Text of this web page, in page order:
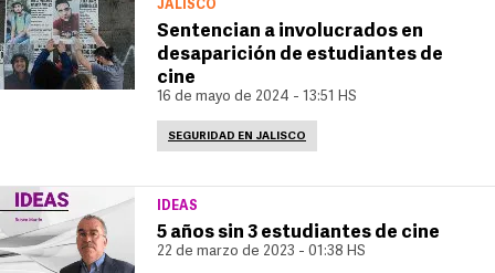
JALISCO
Sentencian a involucrados en
desaparición de estudiantes de
cine
16 de mayo de 2024 - 13:51 HS
SEGURIDAD EN JALISCO
IDEAS
5 años sin 3 estudiantes de cine
22 de marzo de 2023 - 01:38 HS